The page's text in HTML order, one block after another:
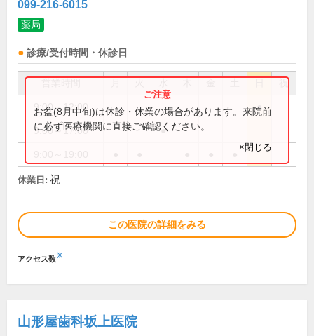
099-216-6015
薬局
診療/受付時間・休診日
祝
9:00～12:00 ●
9:00～17:00 ●
お盆(8月中旬)は休診・休業の場合があります。来院前
に必ず医療機関に直接ご確認ください。
×閉じる
休業日: 祝
この医院の詳細をみる
アクセス数※
山形屋歯科坂上医院